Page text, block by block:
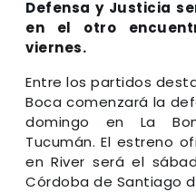
Defensa y Justicia
en el otro
viernes.
Entre los partidos
Boca comenzará la
domingo en La
Tucumán. El estreno
en River será el
Córdoba de Santiago